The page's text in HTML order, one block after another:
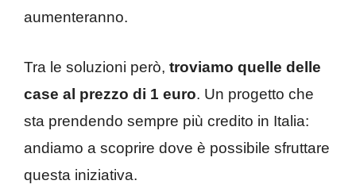
aumenteranno.
Tra le soluzioni però, troviamo quelle delle
case al prezzo di 1 euro. Un progetto che
sta prendendo sempre più credito in Italia:
andiamo a scoprire dove è possibile sfruttare
questa iniziativa.